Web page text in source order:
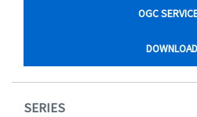
OGC
DOWNLOAD
SERIES